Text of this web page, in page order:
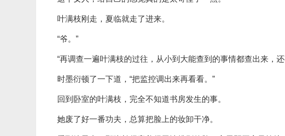
叶满枝刚走，夏临就走了进来。
“爷。”
“再调查一遍叶满枝的过往，从小到大能查到的事情都查出来，
时墨衍顿了一下道，“把监控调出来再看看。”
回到卧室的叶满枝，完全不知道书房发生的事。
她废了好一番功夫，总算把脸上的妆卸干净。